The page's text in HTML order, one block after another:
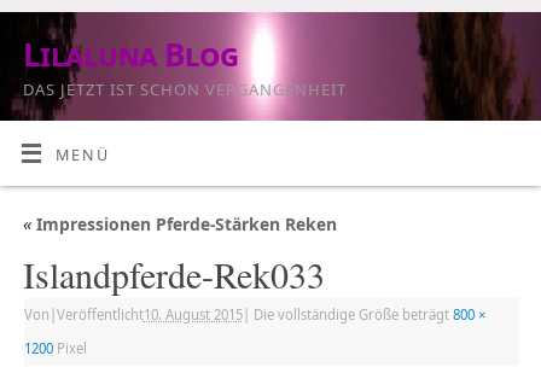
Lilaluna Blog
DAS JETZT IST SCHON VERGANGENHEIT
MENÜ
«Impressionen Pferde-Stärken Reken
Islandpferde-Rek033
Von Veröffentlicht10. August 2015| Die vollständige Größe beträgt 800 ×
1200Pixel